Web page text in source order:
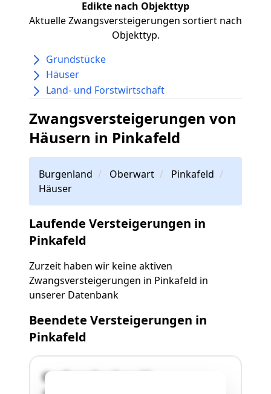
Edikte nach Objekttyp
Aktuelle Zwangsversteigerungen sortiert nach
Objekttyp.
Grundstücke
Häuser
Land- und Forstwirtschaft
Zwangsversteigerungen von
Häusern in Pinkafeld
Burgenland Oberwart
Pinkafeld
Häuser
Laufende Versteigerungen in
Pinkafeld
Zurzeit haben wir keine aktiven
Zwangsversteigerungen in Pinkafeld in
unserer Datenbank
Beendete Versteigerungen in
Pinkafeld
Grafenschachen 16